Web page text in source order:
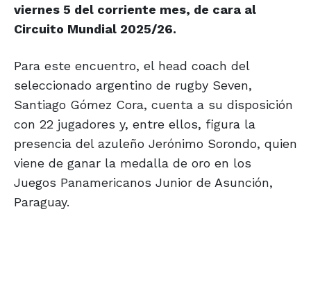
viernes 5 del corriente mes, de cara al
Circuito Mundial 2025/26.
Para este encuentro, el head coach del
seleccionado argentino de rugby Seven,
Santiago Gómez Cora, cuenta a su disposición
con 22 jugadores y, entre ellos, figura la
presencia del azuleño Jerónimo Sorondo, quien
viene de ganar la medalla de oro en los
Juegos Panamericanos Junior de Asunción,
Paraguay.